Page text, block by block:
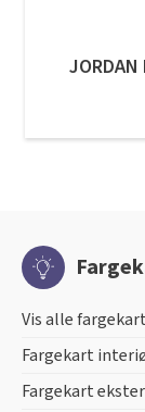
JORDAN
Vis alle fargekart
Fargekart
Fargekart